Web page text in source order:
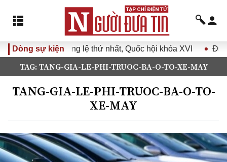
Dòng sự kiện
không thường lệ thứ nhất, Quốc hội khóa XVI Đưa Nghị
TAG: TANG-GIA-LE-PHI-TRUOC-BA-O-TO-XE-MAY
TANG-GIA-LE-PHI-TRUOC-BA-O-TO-
XE-MAY